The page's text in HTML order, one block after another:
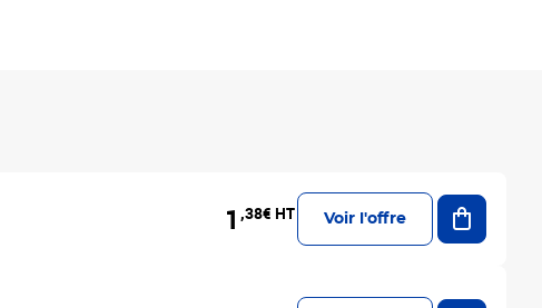
1 ,38€ HT Voir l'offre
Ajouter
Ajouter